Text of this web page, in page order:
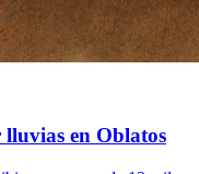
lluvias en Oblatos